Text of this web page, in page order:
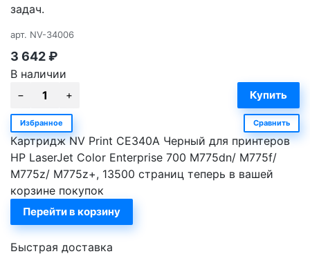
задач.
арт. NV-34006
3 642₽
В наличии
Избранное Сравнить
Картридж NV Print CE340A Черный для принтеров
HP LaserJet Color Enterprise 700 M775dn/ M775f/
M775z/ M775z+, 13500 страниц теперь в вашей
корзине покупок
Перейти в корзину
Быстрая доставка